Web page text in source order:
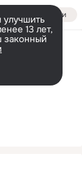
Войти
13 лет,
законный